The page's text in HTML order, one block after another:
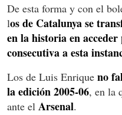
De esta forma y con el
los de Catalunya se
en la historia en
consecutiva a esta
Los de Luis Enrique no
la edición 2005-06, en la
ante el Arsenal.